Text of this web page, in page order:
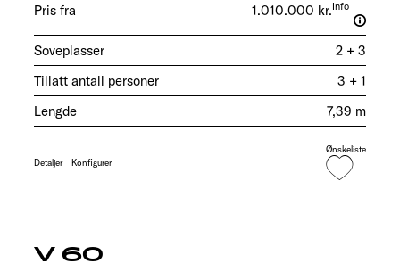
Pris fra 1.010.000 kr.Info
Soveplasser
2 + 3
Tillatt antall personer
3 + 1
Lengde
7,39 m
Detaljer Konfigurer
Ønskeliste
V 60